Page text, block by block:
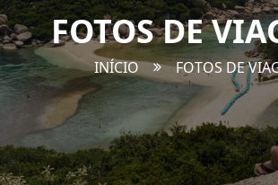
FOTOS DE
INÍCIO FOTOS DE